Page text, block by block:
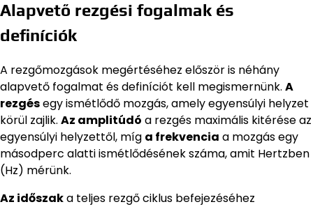
Alapvető rezgési fogalmak és
definíciók
A rezgőmozgások megértéséhez először is néhány
alapvető fogalmat és definíciót kell megismernünk. A
rezgésegy ismétlődő mozgás, amely egyensúlyi helyzet
körül zajlik. Az amplitúdó a rezgés maximális kitérése az
egyensúlyi helyzettől, míg a frekvencia a mozgás egy
másodperc alatti ismétlődésének száma, amit Hertzben
(Hz) mérünk.
Az időszaka teljes rezgő ciklus befejezéséhez